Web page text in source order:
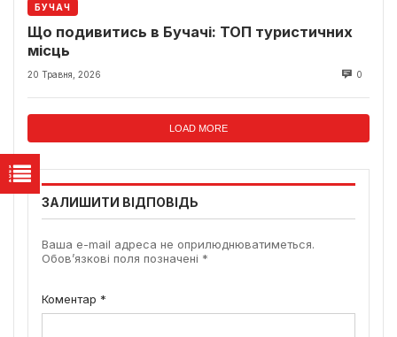
БУЧАЧ
Що подивитись в Бучачі: ТОП туристичних
місць
20 Травня, 2026 0
LOAD MORE
ЗАЛИШИТИ ВІДПОВІДЬ
Ваша e-mail адреса не оприлюднюватиметься.
Обов’язкові поля позначені *
Коментар *